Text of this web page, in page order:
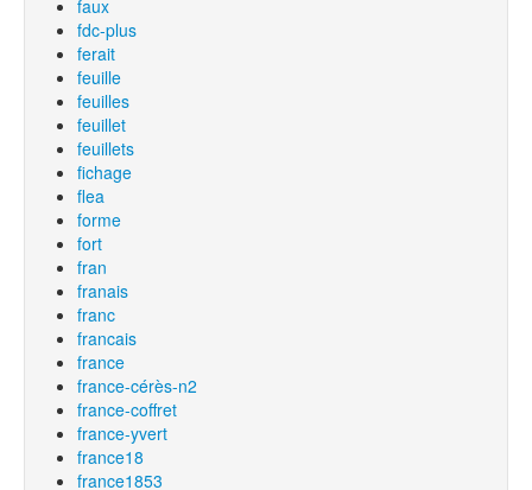
faux
fdc-plus
ferait
feuille
feuilles
feuillet
feuillets
fichage
flea
forme
fort
fran
franais
franc
francais
france
france-cérès-n2
france-coffret
france-yvert
france18
france1853